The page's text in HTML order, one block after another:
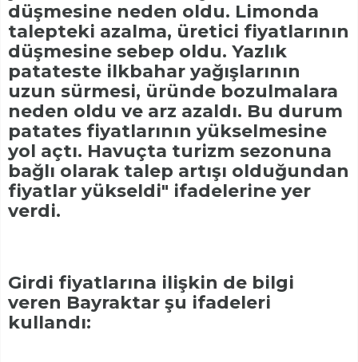
düşmesine neden oldu. Limonda
talepteki azalma, üretici fiyatlarının
düşmesine sebep oldu. Yazlık
patateste ilkbahar yağışlarının
uzun sürmesi, üründe bozulmalara
neden oldu ve arz azaldı. Bu durum
patates fiyatlarının yükselmesine
yol açtı. Havuçta turizm sezonuna
bağlı olarak talep artışı olduğundan
fiyatlar yükseldi" ifadelerine yer
verdi.
Girdi fiyatlarına ilişkin de bilgi
veren Bayraktar şu ifadeleri
kullandı: